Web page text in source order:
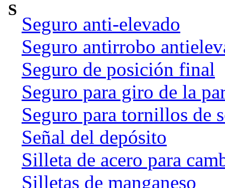
S
Seguro anti-elevado
Seguro antirrobo
Seguro de posición final
Seguro para giro de la
Seguro para tornillos de
Señal del depósito
Silleta de acero para
Silletas de manganeso